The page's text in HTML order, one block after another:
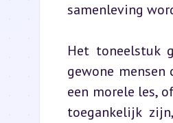
samenleving
Het toneelstuk
gewone
een morele les,
toegankelijk